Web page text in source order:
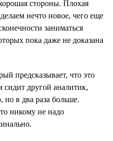
стороны. Плохая
нечто новое, чего еще
заниматься
пока даже не доказана
предсказывает, что это
другой аналитик,
но в два раза больше.
никому не надо